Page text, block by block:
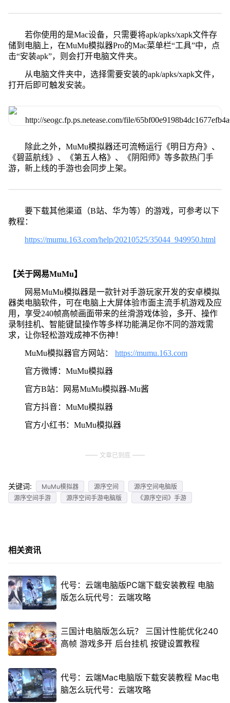
若你使用的是Mac设备，只需要将apk/apks/xapk文件存
储到电脑上，在MuMu模拟器Pro的Mac菜单栏“工具”中，点
击“安装apk”，则会打开电脑文件夹。
从电脑文件夹中，选择需要安装的apk/apks/xapk文件，
打开后即可触发安装。
除此之外，MuMu模拟器还可流畅运行《明日方舟》、
《碧蓝航线》、《第五人格》、《阴阳师》等多款热门手
游，新上线的手游也会同步上架。
要下载其他渠道（B站、华为等）的游戏，可参考以下
教程：
https://mumu.163.com/help/20210525/35044_949950.html
【关于网易MuMu】
网易MuMu模拟器是一款针对手游玩家开发的安卓模拟
器类电脑软件，可在电脑上大屏体验市面主流手机游戏及应
用，享受240帧高帧画面带来的丝滑游戏体验，多开、操作
录制挂机、智能键鼠操作等多样功能满足你不同的游戏需
求，让你轻松游戏成神不伤神！
MuMu模拟器官方网站： https://mumu.163.com
官方微博：MuMu模拟器
官方B站：网易MuMu模拟器-Mu酱
官方抖音：MuMu模拟器
官方小红书：MuMu模拟器
文章已到底
关键词: MuMu模拟器 源序空间
源序空间电脑版
源序空间手游
源序空间手游电脑版 《源序空间》手游
相关资讯
代号：云端电脑版PC端下载安装教程 电脑
版怎么玩代号：云端攻略
三国计电脑版怎么玩？ 三国计性能优化240
高帧 游戏多开 后台挂机 按键设置教程
代号：云端Mac电脑版下载安装教程 Mac电
脑怎么玩代号：云端攻略